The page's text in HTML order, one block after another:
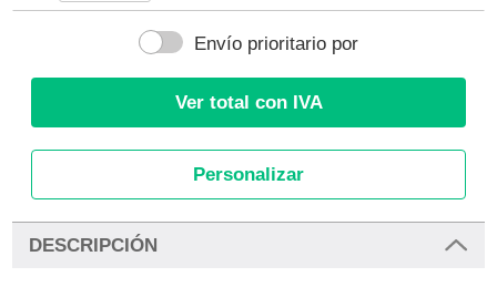
Envío prioritario por
Ver total con IVA
Personalizar
DESCRIPCIÓN